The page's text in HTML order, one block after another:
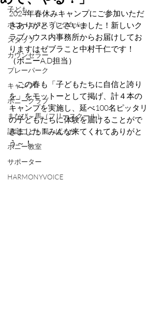
子ども
ポニーエクスプレスonline
スタッフ
カウンセラー
プレーパーク
キャンプ
ポニークラブ
まなび～馬（フリースクール）
認定こども園 ぱっか
ポニー教室
サポーター
HARMONYVOICE
2024年春休みキャンプにご参加いただ
きありがとうございました！新しいク
ラブハウス内事務所からお届けしてお
りますはゼブラこと中村千仁です！
（ポニーA,D担当）
この春も「子どもたちに自信と誇り
を」をモットーとして掲げ、計４本の
キャンプを実施し、延べ100名ピッタリ
の子どもたちに体験を届けることがで
きました！みんな来てくれてありがと
う～！